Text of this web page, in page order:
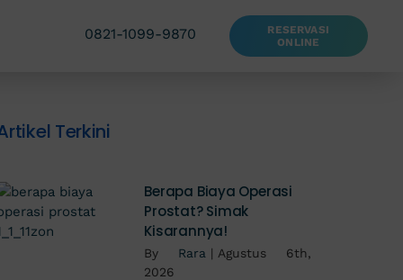
0821-1099-9870
RESERVASI
ONLINE
Terkini
Berapa Biaya Operasi
Prostat? Simak
Kisarannya!
By Rara | Agustus 6th,
2026